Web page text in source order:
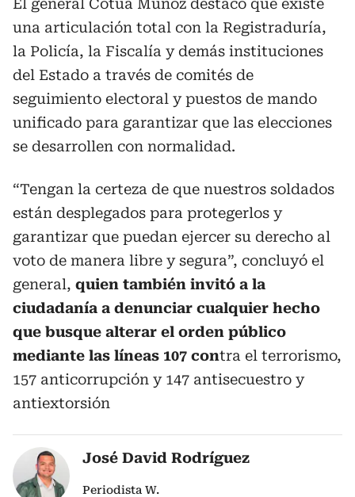
El general Cotua Muñoz destacó que existe
una articulación total con la Registraduría,
la Policía, la Fiscalía y demás instituciones
del Estado a través de comités de
seguimiento electoral y puestos de mando
unificado para garantizar que las elecciones
se desarrollen con normalidad.
“Tengan la certeza de que nuestros soldados
están desplegados para protegerlos y
garantizar que puedan ejercer su derecho al
voto de manera libre y segura”, concluyó el
general, quien también invitó a la
ciudadanía a denunciar cualquier hecho
que busque alterar el orden público
mediante las líneas 107 contra el terrorismo,
157 anticorrupción y 147 antisecuestro y
antiextorsión
José David Rodríguez
Periodista W.